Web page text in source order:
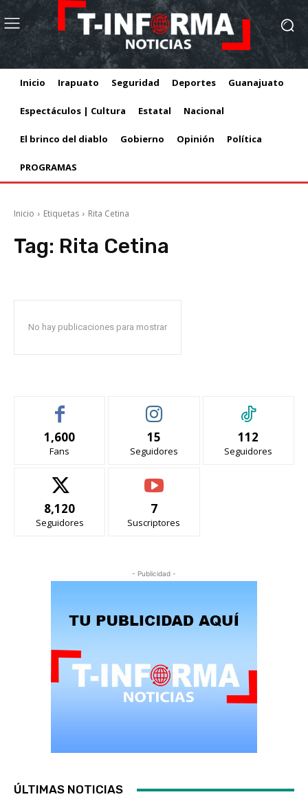
Inicio Irapuato Seguridad Deportes Guanajuato
Espectáculos | Cultura Estatal Nacional
El brinco del diablo Gobierno Opinión Política
PROGRAMAS
Inicio Etiquetas Rita Cetina
Tag: Rita Cetina
No hay publicaciones para mostrar
1,600
Fans
15
Seguidores
112
Seguidores
8,120
Seguidores
7
Suscriptores
- Publicidad -
ÚLTIMAS NOTICIAS